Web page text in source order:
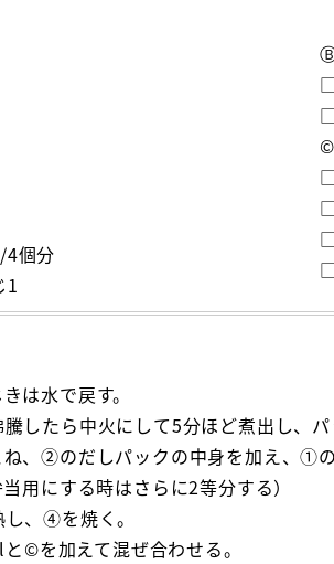
個分
1
©
水で戻す。
たら中火にして5分ほど煮出し、パ
②のだしパックの中身を加え、①の
にする時はさらに2等分する）
、④を焼く。
を加えて混ぜ合わせる。